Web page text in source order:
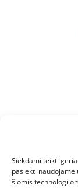
Siekdami teikti
pasiekti naudojame
šiomis